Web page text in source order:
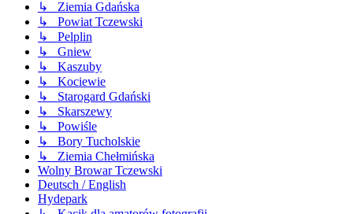
↳ Ziemia Gdańska
↳ Powiat Tczewski
↳ Pelplin
↳ Gniew
↳ Kaszuby
↳ Kociewie
↳ Starogard Gdański
↳ Skarszewy
↳ Powiśle
↳ Bory Tucholskie
↳ Ziemia Chełmińska
Wolny Browar Tczewski
Deutsch / English
Hydepark